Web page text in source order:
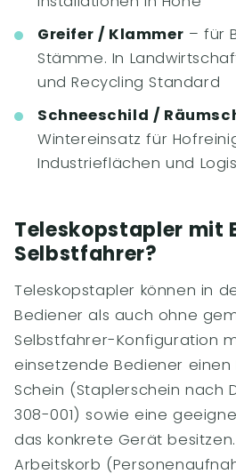
Greifer / Klammer – für
Stämme. In
und Recycling Standard
Schneeschild /
Wintereinsatz für
Industrieflächen und
Teleskopstapler mit
Selbstfahrer?
Teleskopstapler können in
Bediener als auch ohne
Selbstfahrer-Konfiguration
einsetzende Bediener
Schein (Staplerschein nach
308-001) sowie eine
das konkrete Gerät
Arbeitskorb